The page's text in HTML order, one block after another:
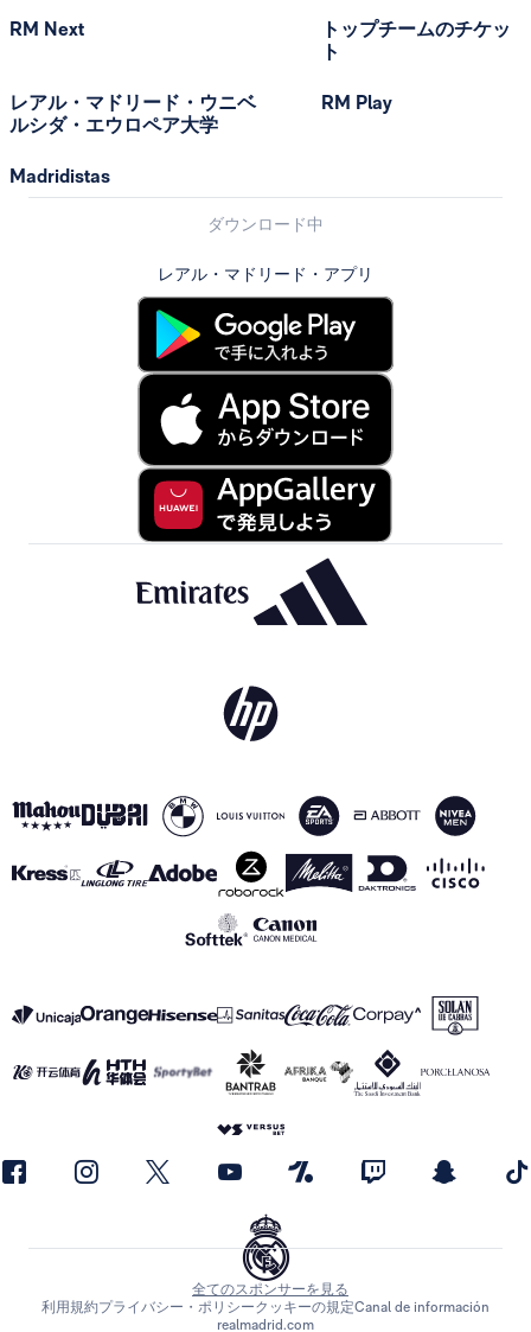
RM Next
レアル・マドリード・ウニベ
ルシダ・エウロペア大学
Madridistas
トップチームのチケッ
ト
RM Play
ダウンロード中
レアル・マドリード・アプリ
全てのスポンサーを見る
利用規約プライバシー・ポリシークッキーの規定Canal de información
realmadrid.com